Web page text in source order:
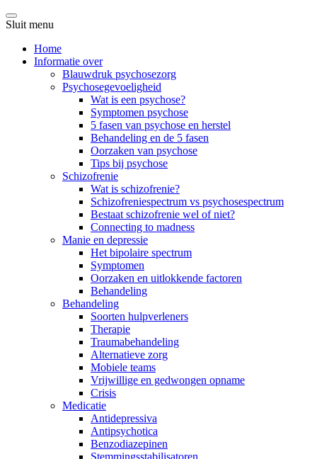
Sluit menu
Home
Informatie over
Blauwdruk psychosezorg
Psychosegevoeligheid
Wat is een psychose?
Symptomen psychose
5 fasen van psychose en herstel
Behandeling en de 5 fasen
Oorzaken van psychose
Tips bij psychose
Schizofrenie
Wat is schizofrenie?
Schizofreniespectrum vs psychosespectrum
Bestaat schizofrenie wel of niet?
Connecting to madness
Manie en depressie
Het bipolaire spectrum
Symptomen
Oorzaken en uitlokkende factoren
Behandeling
Behandeling
Soorten hulpverleners
Therapie
Traumabehandeling
Alternatieve zorg
Mobiele teams
Vrijwillige en gedwongen opname
Crisis
Medicatie
Antidepressiva
Antipsychotica
Benzodiazepinen
Stemmingsstabilisatoren